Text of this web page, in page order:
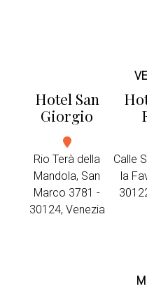
Hotel San
Giorgio
Rio Terà della
Mandola, San
Marco 3781 -
30124, Venezia
Calle
la